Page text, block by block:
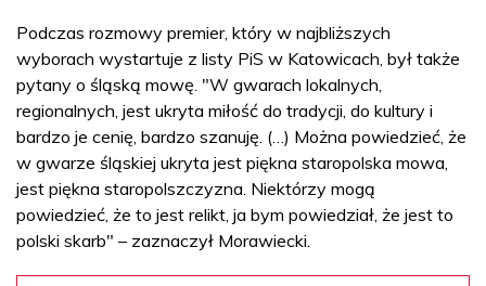
Podczas rozmowy premier, który w najbliższych
wyborach wystartuje z listy PiS w Katowicach, był także
pytany o śląską mowę. "W gwarach lokalnych,
regionalnych, jest ukryta miłość do tradycji, do kultury i
bardzo je cenię, bardzo szanuję. (…) Można powiedzieć, że
w gwarze śląskiej ukryta jest piękna staropolska mowa,
jest piękna staropolszczyzna. Niektórzy mogą
powiedzieć, że to jest relikt, ja bym powiedział, że jest to
polski skarb" – zaznaczył Morawiecki.